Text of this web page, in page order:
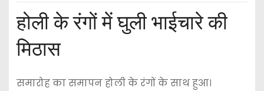
होली के रंगों में घुली भाईचारे की
मिठास
समारोह का समापन होली के रंगों के साथ हुआ।